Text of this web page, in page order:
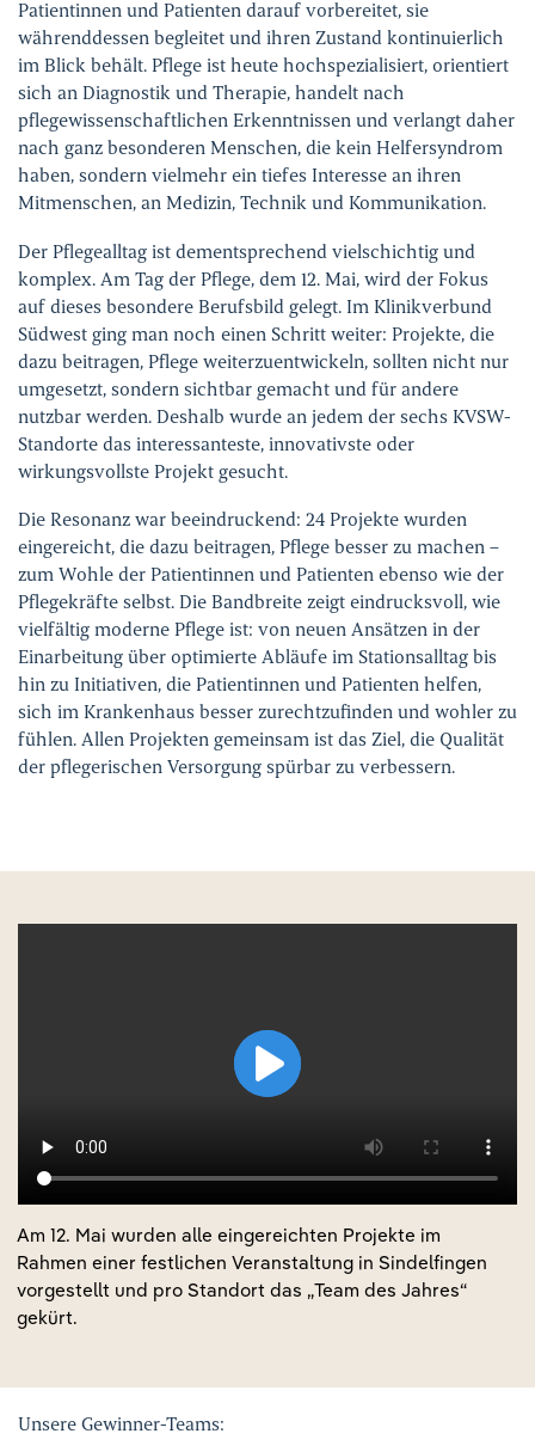
Patientinnen und Patienten darauf vorbereitet, sie
währenddessen begleitet und ihren Zustand kontinuierlich
im Blick behält. Pflege ist heute hochspezialisiert, orientiert
sich an Diagnostik und Therapie, handelt nach
pflegewissenschaftlichen Erkenntnissen und verlangt daher
nach ganz besonderen Menschen, die kein Helfersyndrom
haben, sondern vielmehr ein tiefes Interesse an ihren
Mitmenschen, an Medizin, Technik und Kommunikation.
Der Pflegealltag ist dementsprechend vielschichtig und
komplex. Am Tag der Pflege, dem 12. Mai, wird der Fokus
auf dieses besondere Berufsbild gelegt. Im Klinikverbund
Südwest ging man noch einen Schritt weiter: Projekte, die
dazu beitragen, Pflege weiterzuentwickeln, sollten nicht nur
umgesetzt, sondern sichtbar gemacht und für andere
nutzbar werden. Deshalb wurde an jedem der sechs KVSW-
Standorte das interessanteste, innovativste oder
wirkungsvollste Projekt gesucht.
Die Resonanz war beeindruckend: 24 Projekte wurden
eingereicht, die dazu beitragen, Pflege besser zu machen –
zum Wohle der Patientinnen und Patienten ebenso wie der
Pflegekräfte selbst. Die Bandbreite zeigt eindrucksvoll, wie
vielfältig moderne Pflege ist: von neuen Ansätzen in der
Einarbeitung über optimierte Abläufe im Stationsalltag bis
hin zu Initiativen, die Patientinnen und Patienten helfen,
sich im Krankenhaus besser zurechtzufinden und wohler zu
fühlen. Allen Projekten gemeinsam ist das Ziel, die Qualität
der pflegerischen Versorgung spürbar zu verbessern.
Play
Play
Am 12. Mai wurden alle eingereichten Projekte im
Rahmen einer festlichen Veranstaltung in Sindelfingen
vorgestellt und pro Standort das „Team des Jahres“
gekürt.
Unsere Gewinner-Teams: